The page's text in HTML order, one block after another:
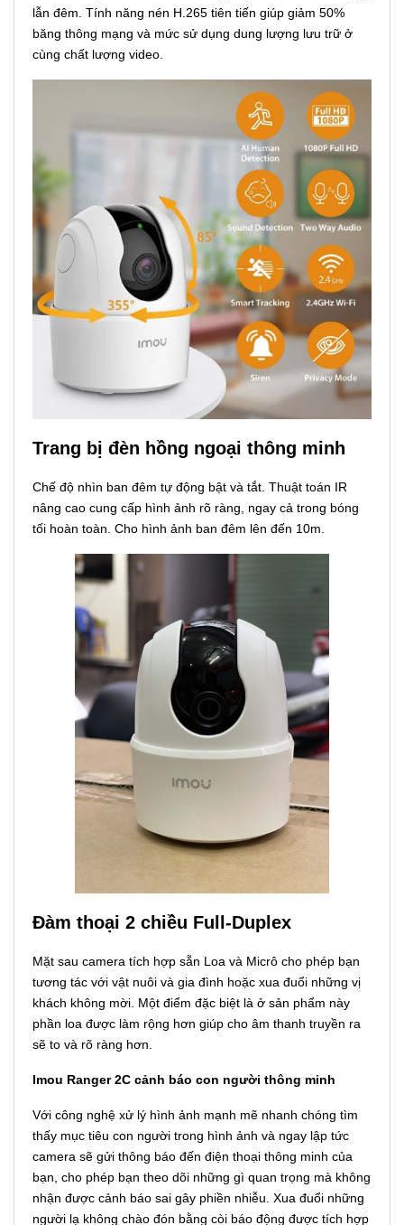
lẫn đêm. Tính năng nén H.265 tiên tiến giúp giảm 50%
băng thông mạng và mức sử dụng dung lượng lưu trữ ở
cùng chất lượng video.
Trang bị đèn hồng ngoại thông minh
Chế độ nhìn ban đêm tự động bật và tắt. Thuật toán IR
nâng cao cung cấp hình ảnh rõ ràng, ngay cả trong bóng
tối hoàn toàn. Cho hình ảnh ban đêm lên đến 10m.
Đàm thoại 2 chiều Full-Duplex
Mặt sau camera tích hợp sẵn Loa và Micrô cho phép bạn
tương tác với vật nuôi và gia đình hoặc xua đuổi những vị
khách không mời. Một điểm đặc biệt là ở sản phẩm này
phần loa được làm rộng hơn giúp cho âm thanh truyền ra
sẽ to và rõ ràng hơn.
Imou Ranger 2C cảnh báo con người thông minh
Với công nghệ xử lý hình ảnh mạnh mẽ nhanh chóng tìm
thấy mục tiêu con người trong hình ảnh và ngay lập tức
camera sẽ gửi thông báo đến điện thoại thông minh của
bạn, cho phép bạn theo dõi những gì quan trọng mà không
nhận được cảnh báo sai gây phiền nhiễu. Xua đuổi những
người lạ không chào đón bằng còi báo động được tích hợp